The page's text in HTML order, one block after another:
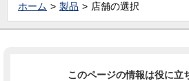
ホーム 製品 店舗の選択
このページの情報は役に立